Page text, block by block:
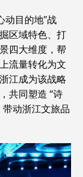
动目的地”战
区域特色、打
四大维度，帮
流量转化为文
江成为该战略
共同塑造 “诗
动浙江文旅品